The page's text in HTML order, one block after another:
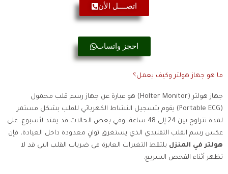
اتصــــل الأن
احجز واتساب
ما هو جهاز هولتر وكيف يعمل؟
جهاز هولتر (Holter Monitor) هو عبارة عن جهاز رسم قلب محمول
(Portable ECG) يقوم بتسجيل النشاط الكهربائي للقلب بشكل مستمر
لمدة تتراوح بين 24 إلى 48 ساعة، وفي بعض الحالات قد يمتد لأسبوع. على
عكس رسم القلب التقليدي الذي يستغرق ثوانٍ معدودة داخل العيادة، فإن
هولتر في المنزل يلتقط التغيرات العابرة في ضربات القلب التي قد لا
تظهر أثناء الفحص السريع.